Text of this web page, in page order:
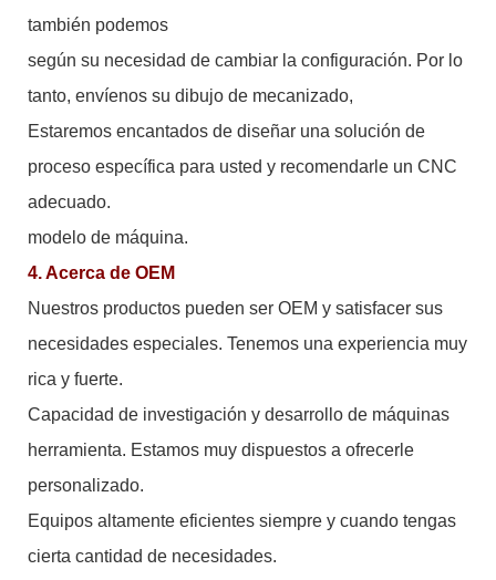
también podemos
según su necesidad de cambiar la configuración. Por lo
tanto, envíenos su dibujo de mecanizado,
Estaremos encantados de diseñar una solución de
proceso específica para usted y recomendarle un CNC
adecuado.
modelo de máquina.
4. Acerca de OEM
Nuestros productos pueden ser OEM y satisfacer sus
necesidades especiales. Tenemos una experiencia muy
rica y fuerte.
Capacidad de investigación y desarrollo de máquinas
herramienta. Estamos muy dispuestos a ofrecerle
personalizado.
Equipos altamente eficientes siempre y cuando tengas
cierta cantidad de necesidades.